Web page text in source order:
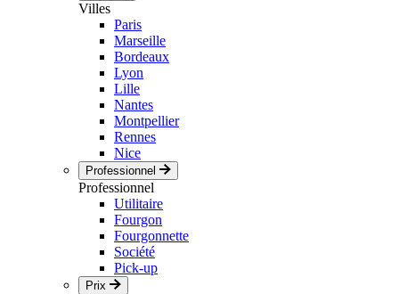
Villes
Paris
Marseille
Bordeaux
Lyon
Lille
Nantes
Montpellier
Rennes
Nice
Professionnel
Professionnel
Utilitaire
Fourgon
Fourgonnette
Société
Pick-up
Prix